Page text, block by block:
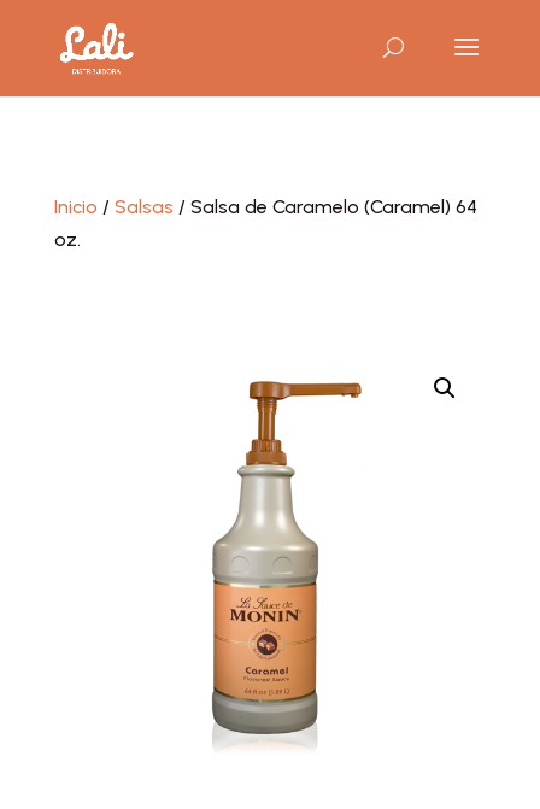
Inicio / Salsas / Salsa de Caramelo (Caramel) 64
oz.